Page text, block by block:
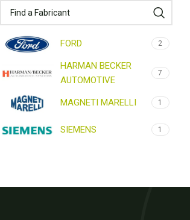
FORD 2
HARMAN BECKER
AUTOMOTIVE
7
MAGNETI MARELLI 1
SIEMENS 1